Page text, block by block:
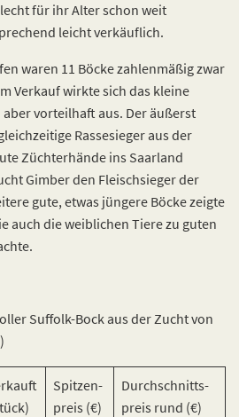
für ihr Alter schon weit
leicht verkäuflich.
waren 11 Böcke zahlenmäßig zwar
Verkauf wirkte sich das kleine
vorteilhaft aus. Der äußerst
Rassesieger aus der
Züchterhände ins Saarland
Gimber den Fleischsieger der
gute, etwas jüngere Böcke zeigte
auch die weiblichen Tiere zu guten
Suffolk-Bock aus der Zucht von
Spitzen-
preis (€)
Durchschnitts-
preis rund (€)